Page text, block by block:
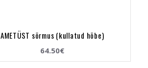
AMETÜST sõrmus (kullatud hõbe)
64.50€